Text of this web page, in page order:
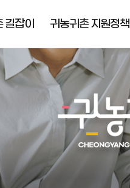
길잡이 귀농귀촌 지원정책
귀농인의집/
농업창업보육센터
안내
농업 창업자금 지원
주택마련 지원
농업생산기반시설